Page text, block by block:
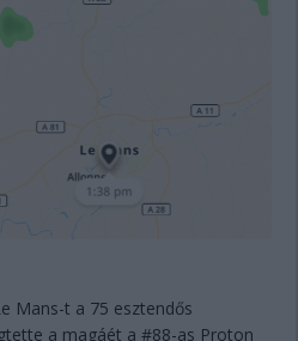
Mans-t a 75 esztendős
a magáét a #88-as Proton